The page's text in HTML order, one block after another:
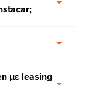
με leasing